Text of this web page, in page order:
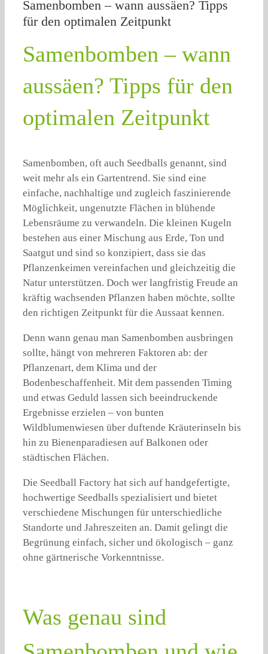
Samenbomben – wann aussäen? Tipps
für den optimalen Zeitpunkt
Samenbomben – wann
aussäen? Tipps für den
optimalen Zeitpunkt
Samenbomben, oft auch Seedballs genannt, sind
weit mehr als ein Gartentrend. Sie sind eine
einfache, nachhaltige und zugleich faszinierende
Möglichkeit, ungenutzte Flächen in blühende
Lebensräume zu verwandeln. Die kleinen Kugeln
bestehen aus einer Mischung aus Erde, Ton und
Saatgut und sind so konzipiert, dass sie das
Pflanzenkeimen vereinfachen und gleichzeitig die
Natur unterstützen. Doch wer langfristig Freude an
kräftig wachsenden Pflanzen haben möchte, sollte
den richtigen Zeitpunkt für die Aussaat kennen.
Denn wann genau man Samenbomben ausbringen
sollte, hängt von mehreren Faktoren ab: der
Pflanzenart, dem Klima und der
Bodenbeschaffenheit. Mit dem passenden Timing
und etwas Geduld lassen sich beeindruckende
Ergebnisse erzielen – von bunten
Wildblumenwiesen über duftende Kräuterinseln bis
hin zu Bienenparadiesen auf Balkonen oder
städtischen Flächen.
Die Seedball Factory hat sich auf handgefertigte,
hochwertige Seedballs spezialisiert und bietet
verschiedene Mischungen für unterschiedliche
Standorte und Jahreszeiten an. Damit gelingt die
Begrünung einfach, sicher und ökologisch – ganz
ohne gärtnerische Vorkenntnisse.
Was genau sind